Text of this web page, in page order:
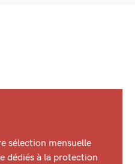
sélection mensuelle
dédiés à la protection